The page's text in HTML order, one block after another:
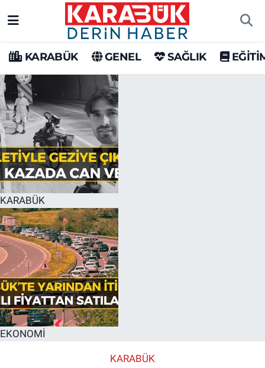
KARABÜK GENEL SAĞLIK
KARABÜK
EKONOMİ
KARABÜK
Karabük Hava Durumu
Karabük Trafik Yoğunluk Haritası
Süper Lig Puan Durumu ve Fikstür
Tüm Manşetler
Son Dakika Haberleri
Haber Arşivi